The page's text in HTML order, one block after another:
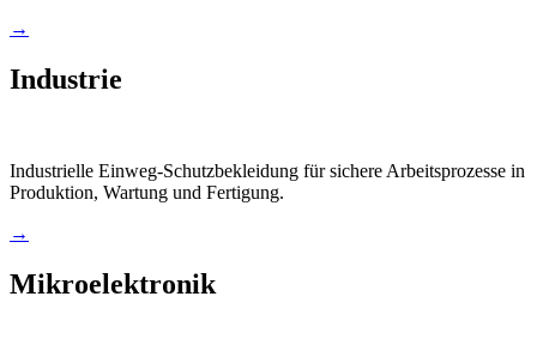
→
Industrie
Industrielle Einweg-Schutzbekleidung für sichere Arbeitsprozesse in
Produktion, Wartung und Fertigung.
→
Mikroelektronik